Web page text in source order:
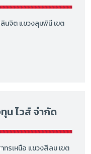
นจิต แขวงลุมพินี เขต
ไวส์ จำกัด
รเหนือ แขวงสีลม เขต